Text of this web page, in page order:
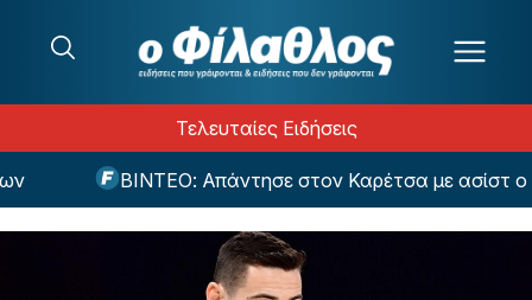
Τελευταίες Ειδήσεις
ΒΙΝΤΕΟ: Απάντησε στον Καρέτσα με ασίστ ο